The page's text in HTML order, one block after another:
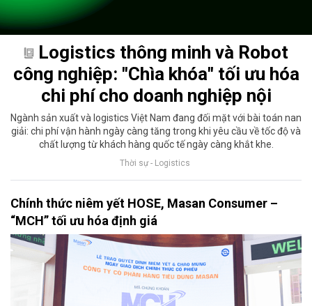
Logistics thông minh và Robot
công nghiệp: "Chìa khóa" tối ưu hóa
chi phí cho doanh nghiệp nội
Ngành sản xuất và logistics Việt Nam đang đối mặt với bài toán nan
giải: chi phí vận hành ngày càng tăng trong khi yêu cầu về tốc độ và
chất lượng từ khách hàng quốc tế ngày càng khắt khe.
Thời sự - Logistics
Chính thức niêm yết HOSE, Masan Consumer –
“MCH” tối ưu hóa định giá